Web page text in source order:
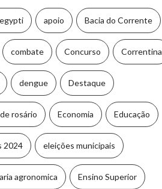
apoio Bacia do Corrente
combate Concurso Correntina
dengue Destaque
rosário Economia Educação
2024 eleições municipais
agronomica Ensino Superior